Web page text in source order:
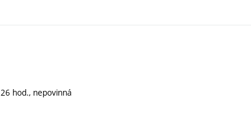
26 hod., nepovinná